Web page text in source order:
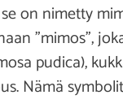
on nimetty
”mimos”,
pudica),
Nämä